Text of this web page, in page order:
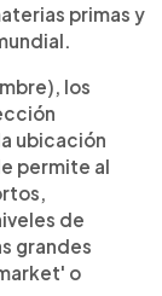
primas y
los
ubicación
permite al
de
grandes
o